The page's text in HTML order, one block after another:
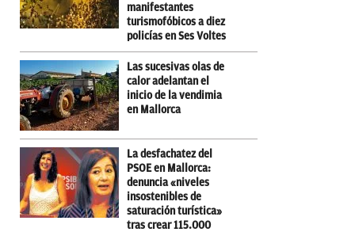
manifestantes
turismofóbicos a diez
policías en Ses Voltes
Las sucesivas olas de
calor adelantan el
inicio de la vendimia
en Mallorca
La desfachatez del
PSOE en Mallorca:
denuncia «niveles
insostenibles de
saturación turística»
tras crear 115.000